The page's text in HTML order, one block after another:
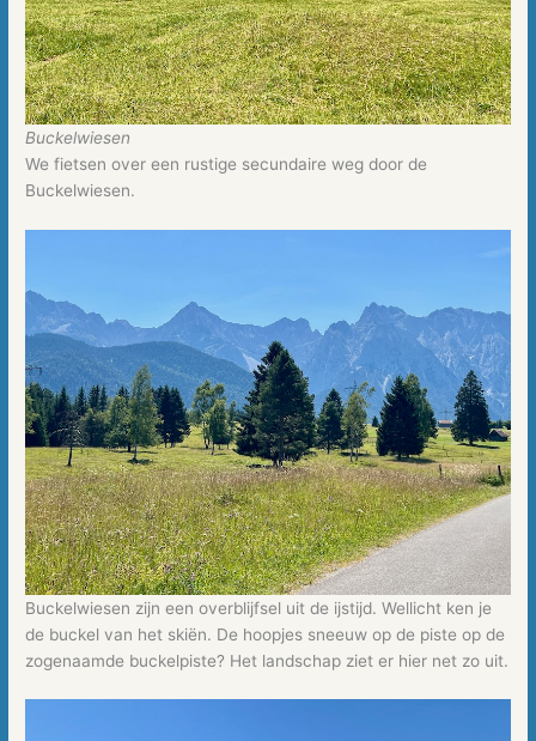
Buckelwiesen
We fietsen over een rustige secundaire weg door de
Buckelwiesen.
Buckelwiesen zijn een overblijfsel uit de ijstijd. Wellicht ken je
de buckel van het skiën. De hoopjes sneeuw op de piste op de
zogenaamde buckelpiste? Het landschap ziet er hier net zo uit.